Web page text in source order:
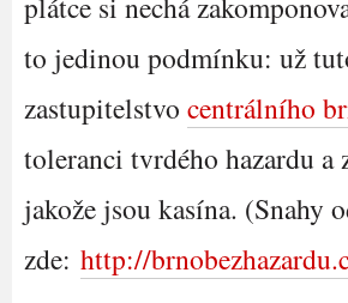
to jedinou podmínku: už
zastupitelstvo centrálního
toleranci tvrdého hazardu a
jakože jsou kasína. (Snahy
zde: http://